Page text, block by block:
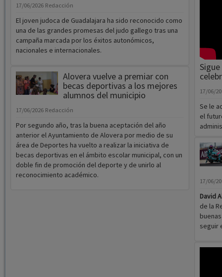
17/06/2026 Redacción
El joven judoca de Guadalajara ha sido reconocido como
una de las grandes promesas del judo gallego tras una
campaña marcada por los éxitos autonómicos,
nacionales e internacionales.
Alovera vuelve a premiar con
becas deportivas a los mejores
alumnos del municipio
17/06/2026 Redacción
Por segundo año, tras la buena aceptación del año
anterior el Ayuntamiento de Alovera por medio de su
área de Deportes ha vuelto a realizar la iniciativa de
becas deportivas en el ámbito escolar municipal, con un
doble fin de promoción del deporte y de unirlo al
reconocimiento académico.
17/06/
Se le
el
17/06/
David
de la
seguir